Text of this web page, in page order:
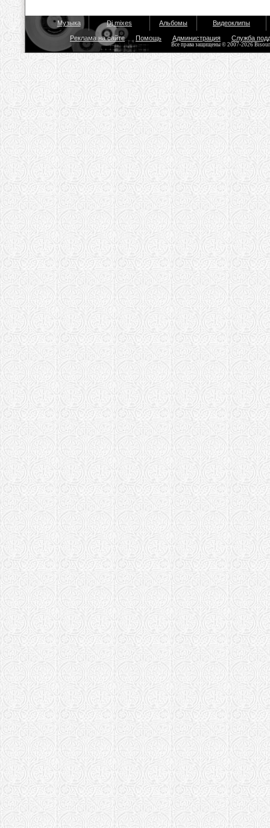
Музыка Dj mixes Альбомы Видеоклипы
Реклама на сайте Помощь Администрация Служба
Все права защищены © 2007-2026